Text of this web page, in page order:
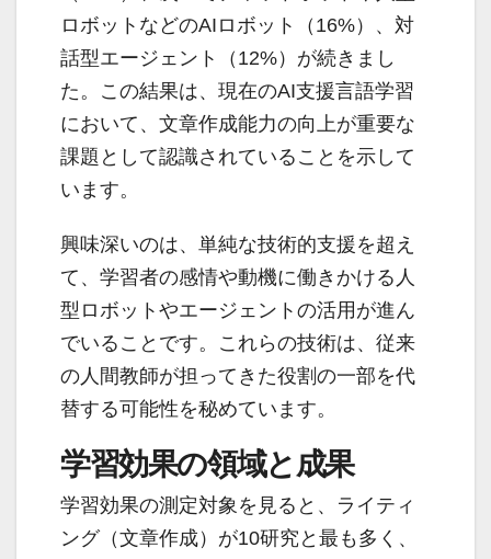
ロボットなどのAIロボット（16%）、対
話型エージェント（12%）が続きまし
た。この結果は、現在のAI支援言語学習
において、文章作成能力の向上が重要な
課題として認識されていることを示して
います。
興味深いのは、単純な技術的支援を超え
て、学習者の感情や動機に働きかける人
型ロボットやエージェントの活用が進ん
でいることです。これらの技術は、従来
の人間教師が担ってきた役割の一部を代
替する可能性を秘めています。
学習効果の領域と成果
学習効果の測定対象を見ると、ライティ
ング（文章作成）が10研究と最も多く、